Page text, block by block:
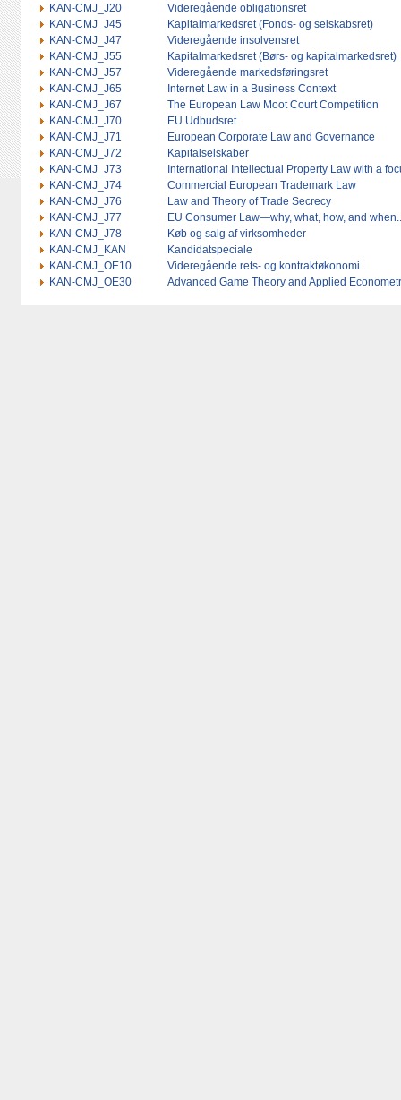
KAN-CMJ_J20
Videregående obligationsret
KAN-CMJ_J45
Kapitalmarkedsret (Fonds- og selskabsret)
KAN-CMJ_J47
Videregående insolvensret
KAN-CMJ_J55
Kapitalmarkedsret (Børs- og kapitalmarkedsret)
KAN-CMJ_J57
Videregående markedsføringsret
KAN-CMJ_J65
Internet Law in a Business Context
KAN-CMJ_J67
The European Law Moot Court Competition
KAN-CMJ_J70
EU Udbudsret
KAN-CMJ_J71
European Corporate Law and Governance
KAN-CMJ_J72
Kapitalselskaber
KAN-CMJ_J73
International Intellectual Property Law with a
KAN-CMJ_J74
Commercial European Trademark Law
KAN-CMJ_J76
Law and Theory of Trade Secrecy
KAN-CMJ_J77
EU Consumer Law—why, what, how, and
KAN-CMJ_J78
Køb og salg af virksomheder
KAN-CMJ_KAN
Kandidatspeciale
KAN-CMJ_OE10
Videregående rets- og kontraktøkonomi
KAN-CMJ_OE30
Advanced Game Theory and Applied